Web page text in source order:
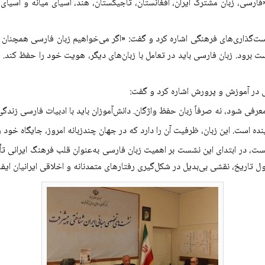
زبان مشترک ایران، افغانستان، تاجیکستان، هند، آسیای میانه و
فرهنگی اشاره کرد و گفت: «اگر می‌خواهیم زبان فارسی همچنان
زبان فارسی باید در تعامل با زبان‌های دیگر، هویت خود را حفظ کند.
آموزش و پرورش اشاره کرد و گفت:
شود، نه صرفاً زبان حفظ واژگان. دانش‌آموزان باید با ادبیات فارسی
است. این زبان، ظرفیت آن را دارد که در جهان چندزبانه امروز،
ابتدای این نشست بر اهمیت زبان فارسی به‌عنوان قلب فرهنگ ایرانی
نقشی بی‌بدیل در شکل‌گیری رفتارهای متمدنانه و اخلاقی ایرانیان